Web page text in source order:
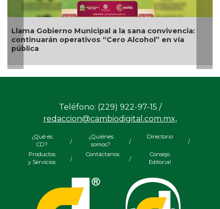
Llama Gobierno Municipal a la sana convivencia:
continuarán operativos “Cero Alcohol” en vía
pública
Teléfono: (229) 922-97-15 /
redaccion@cambiodigital.com.mx,
¿Qué es
CD?
/
¿Quiénes
somos?
/
Directorio
/
Productos
y Servicios
/
Contáctanos
/
Consejo
Editorial